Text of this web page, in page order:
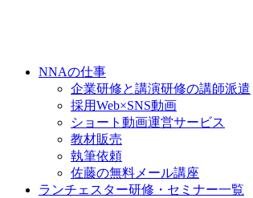
NNAの仕事
企業研修と講演研修の講師派遣
採用Web×SNS動画
ショート動画運営サービス
教材販売
執筆依頼
佐藤の無料メール講座
ランチェスター研修・セミナー一覧